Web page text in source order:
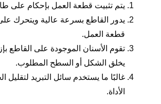
يتم تثبيت قطعة العمل بإحكام على
يدور القاطع بسرعة عالية ويتحرك
قطعة العمل.
تقوم الأسنان الموجودة على القاطع
يخلق الشكل أو السطح المطلوب.
غالبًا ما يستخدم سائل التبريد لتقليل
الأداة.